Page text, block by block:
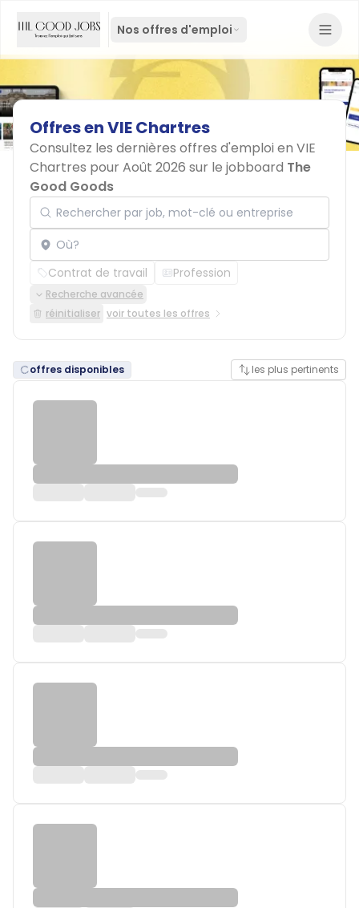
Nos offres d'emploi
OffresenVIEChartres
Consultez les dernières offres d'emploi en VIE
Chartres pour Août 2026 sur le jobboard The
Good Goods
Rechercher par job, mot-clé ou entreprise
Localisation
Contrat de travail Profession
Recherche avancée
réinitialiser voir toutes les offres
offres disponibles les plus pertinents